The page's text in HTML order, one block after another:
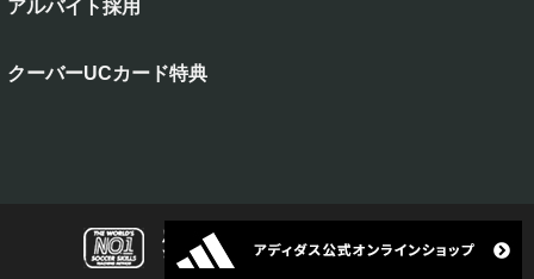
アルバイト採用
クーバーUCカード特典